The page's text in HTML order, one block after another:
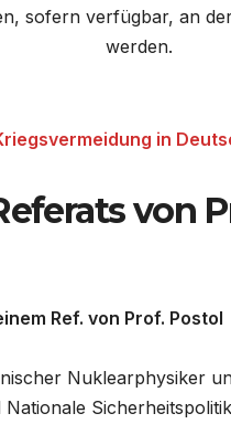
sofern verfügbar, an
werden.
in
von
Ref. von Prof. Postol
Nuklearphysiker